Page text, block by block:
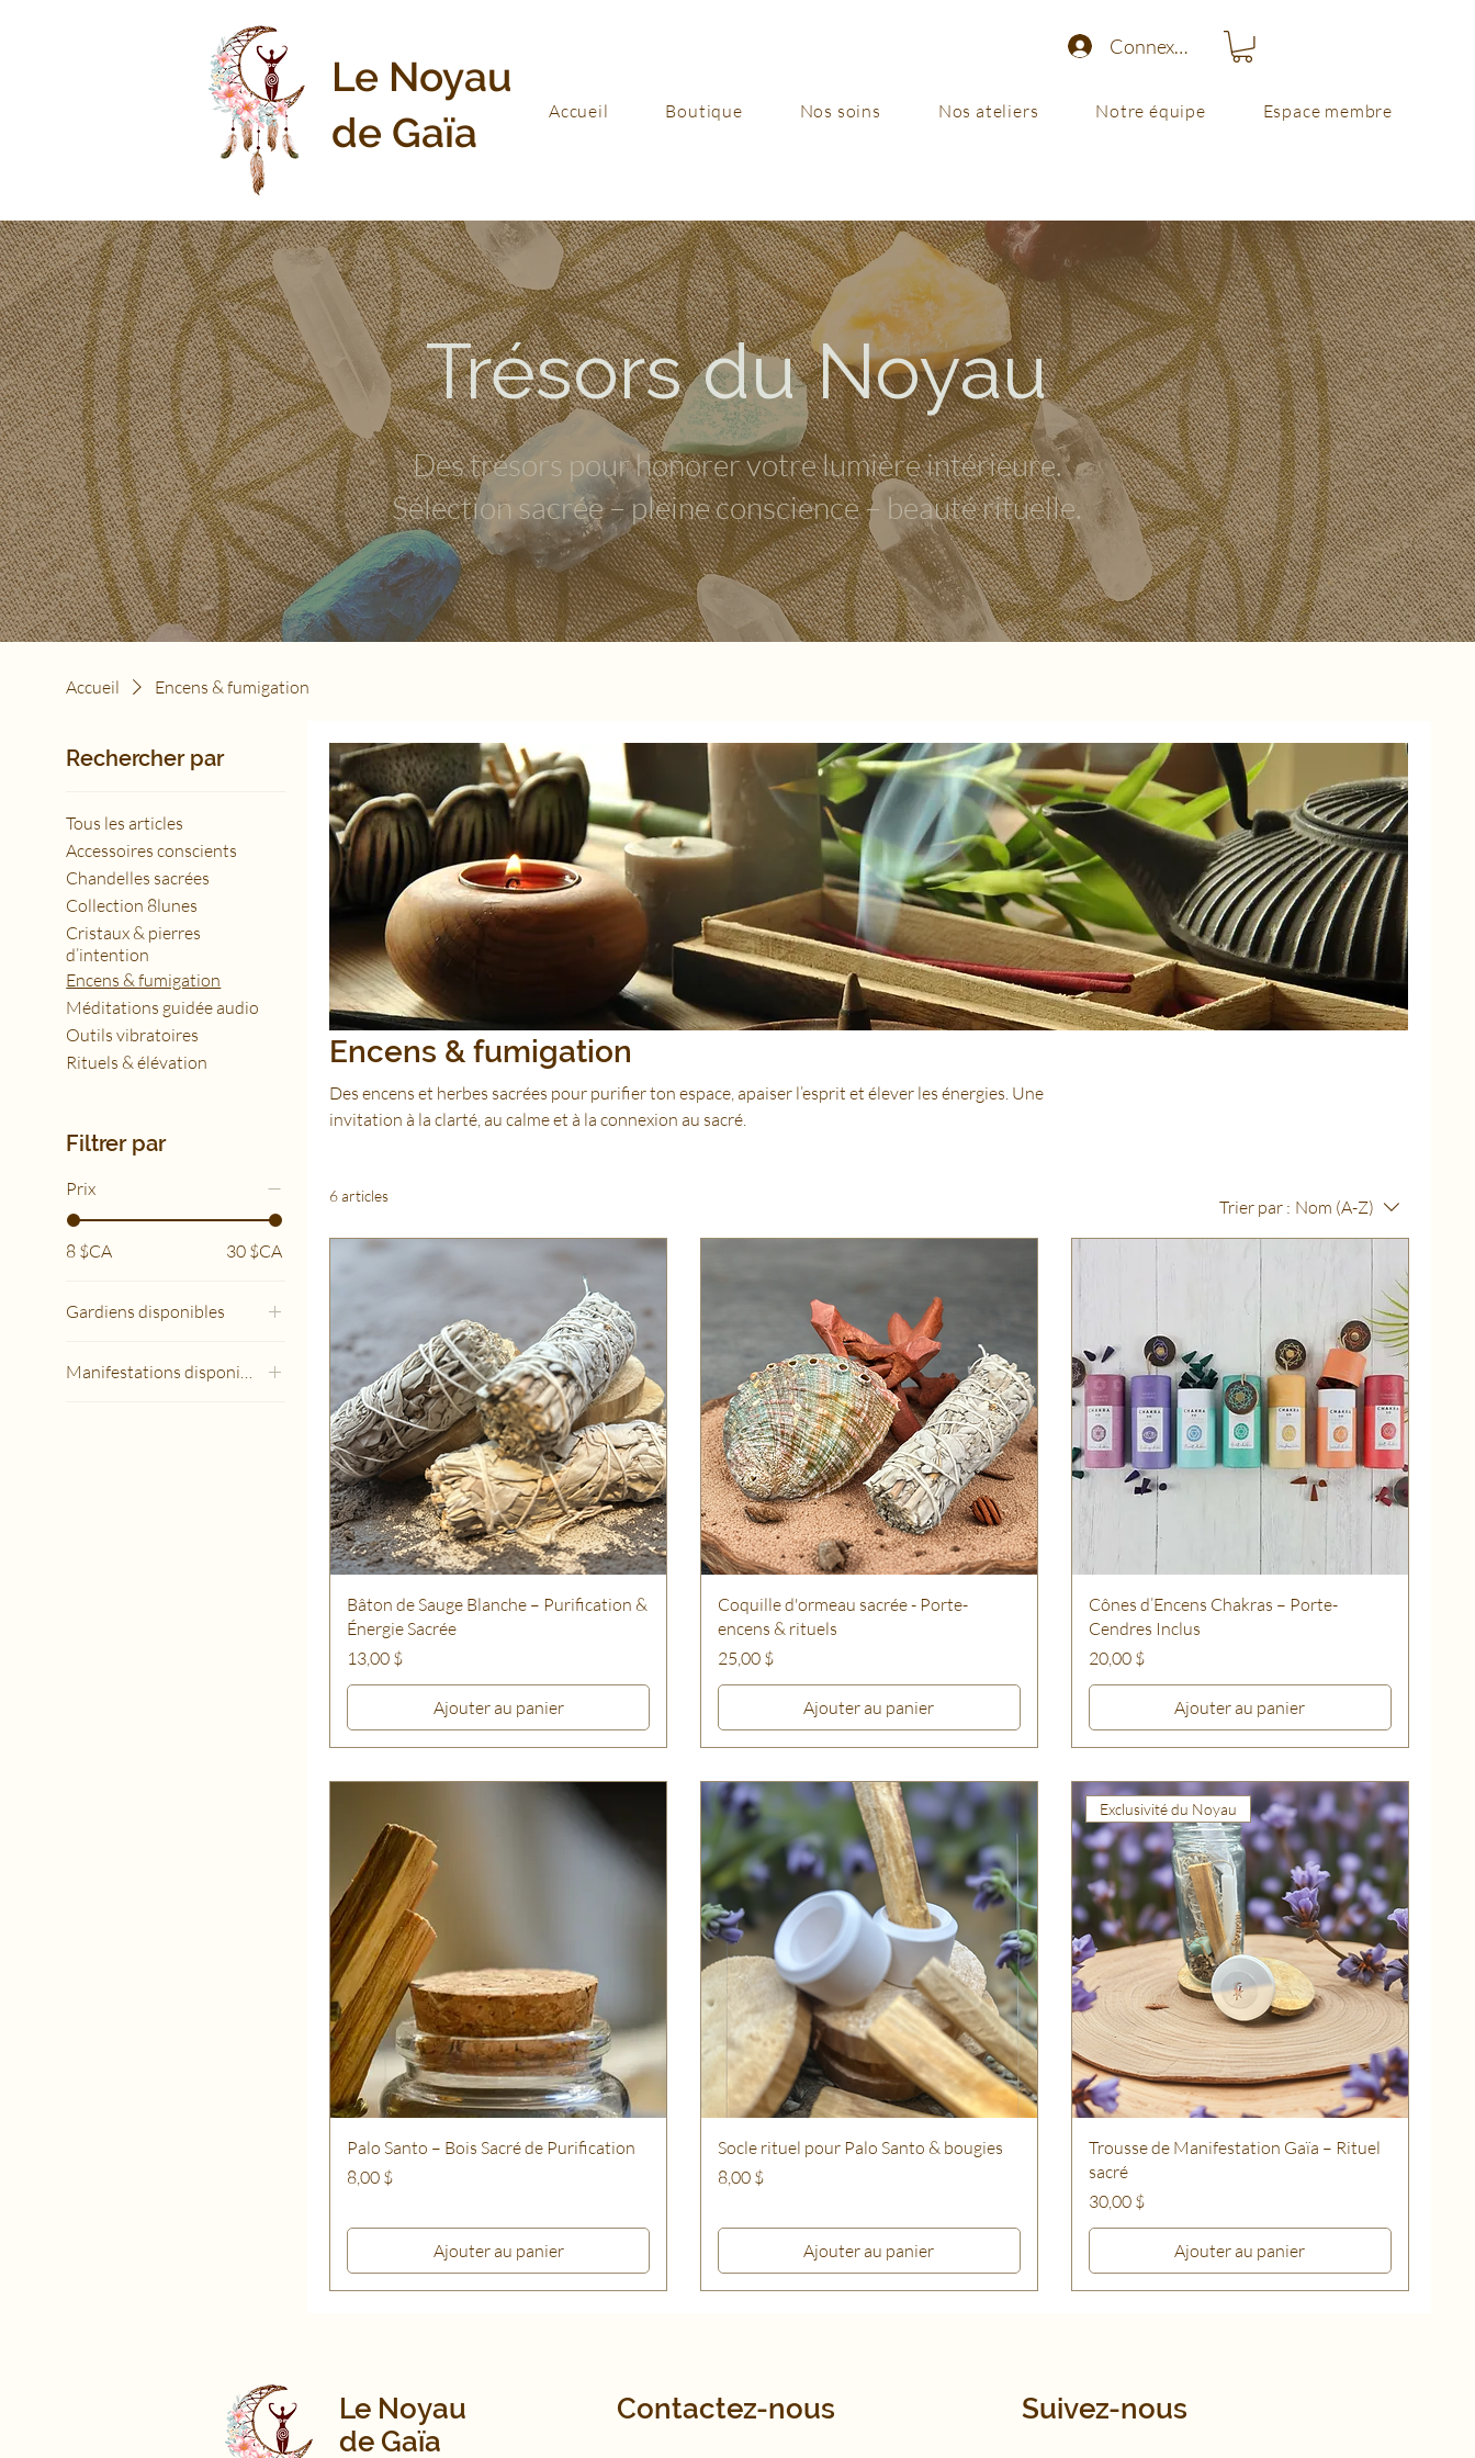
Le Noyau
de Gaïa
Accueil Boutique Nos soins Nos ateliers Notre équipe Espace membre
Connexion
Trésors du Noyau
Des trésors pour honorer votre lumière intérieure.
Sélection sacrée – pleine conscience – beauté rituelle.
Accueil Encens & fumigation
Rechercher par
Tous les articles
Accessoires conscients
Chandelles sacrées
Collection 8lunes
Cristaux & pierres
d’intention
Encens & fumigation
Méditations guidée audio
Outils vibratoires
Rituels & élévation
Filtrer par
Prix
8 $CA 30 $CA
Gardiens disponibles
Fraise – Chakra Racine
Manifestations disponibles
Encens & fumigation
Des encens et herbes sacrées pour purifier ton espace, apaiser l’esprit et élever les énergies. Une
invitation à la clarté, au calme et à la connexion au sacré.
6 articles
Trier par : Nom (A-Z)
Bâton de Sauge Blanche – Purification &
Énergie Sacrée
Prix
13,00 $
Ajouter au panier
Coquille d'ormeau sacrée - Porte-
encens & rituels
Prix
25,00 $
Ajouter au panier
Cônes d’Encens Chakras – Porte-
Cendres Inclus
Prix
20,00 $
Ajouter au panier
Palo Santo – Bois Sacré de Purification
Prix
8,00 $
Ajouter au panier
Socle rituel pour Palo Santo & bougies
Prix
8,00 $
Ajouter au panier
Exclusivité du Noyau
Trousse de Manifestation Gaïa – Rituel
sacré
Prix
30,00 $
Ajouter au panier
Le Noyau
de Gaïa
Contactez-nous Suivez-nous